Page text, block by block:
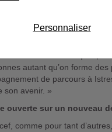
ou de montée en
marketing expérience
diplôme, couvrent dans
services à la personne,
savoir-faire techniques,
autant qu’on forme
de parcours à
son avenir. »
ouverte sur un nouveau
comme pour tant
Personnaliser